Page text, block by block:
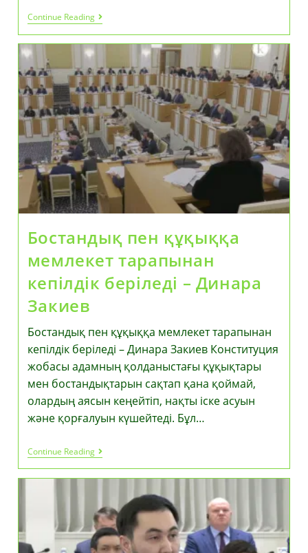
Continue ReadingАдам
Құқықтары
Жөніндегі
Уәкіл
Конституция
Туралы
Пікір
Білдірді:
Бұл
Сапалы
Және
Жан-
Жақты
Сараланған
Құжат
Бостандық пен құқыққа
мемлекет тарапынан
кепілдік беріледі – Динара
Закиев
Бостандық пен құқыққа мемлекет тарапынан
кепілдік беріледі – Динара Закиев Конституция
жобасы адамның қолданыстағы құқықтары
мен бостандықтарын сақтап қана қоймай,
олардың аясын кеңейтіп, нақты іске асуын
және қорғалуын күшейтеді. Бұл…
Continue ReadingБостандық
Пен
Құқыққа
Тарапынан
Кепілдік
Беріледі
–
Динара
Закиев